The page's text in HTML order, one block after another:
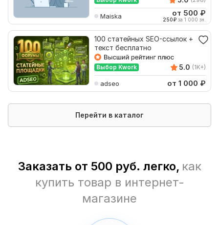
Maiska от 500 ₽
250₽ за 1 000 зн.
100 статейных SEO-ссылок +
текст бесплатно
Выбор Kwork 5.0 (1K+)
adseo от 1 000 ₽
Перейти в каталог
Заказать от 500 руб. легко, как
купить товар в интернет-
магазине